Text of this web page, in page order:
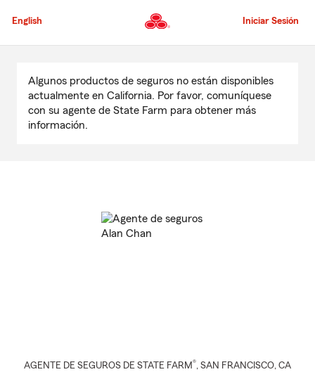
al
principal
English Iniciar Sesión
contenido
principal
Algunos productos de seguros no están disponibles
actualmente en California. Por favor, comuníquese
con su agente de State Farm para obtener más
información.
AGENTE DE SEGUROS DE STATE FARM®, SAN FRANCISCO, CA